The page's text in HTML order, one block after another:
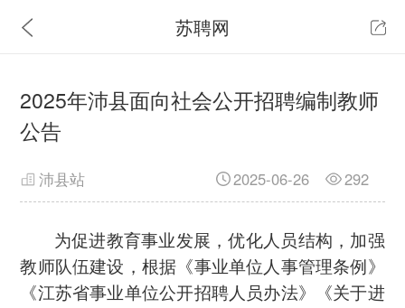
苏聘网
2025年沛县面向社会公开招聘编制教师
公告
沛县站 292
2025-06-26
为促进教育事业发展，优化人员结构，加强
教师队伍建设，根据《事业单位人事管理条例》
《江苏省事业单位公开招聘人员办法》《关于进